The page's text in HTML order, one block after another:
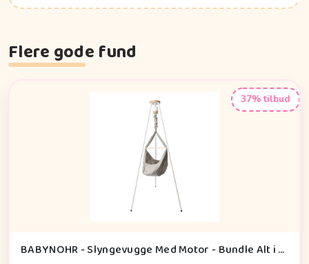
Flere gode fund
37% tilbud
BABYNOHR - Slyngevugge Med Motor - Bundle Alt i En Pakke - Grå - Dusty Sky - Babynohr.dk